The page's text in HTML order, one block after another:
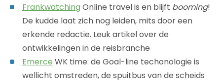
Frankwatching Online travel is en blijft booming!
De kudde laat zich nog leiden, mits door een
erkende redactie. Leuk artikel over de
ontwikkelingen in de reisbranche
Emerce WK time: de Goal-line techonologie is
wellicht omstreden, de spuitbus van de scheids